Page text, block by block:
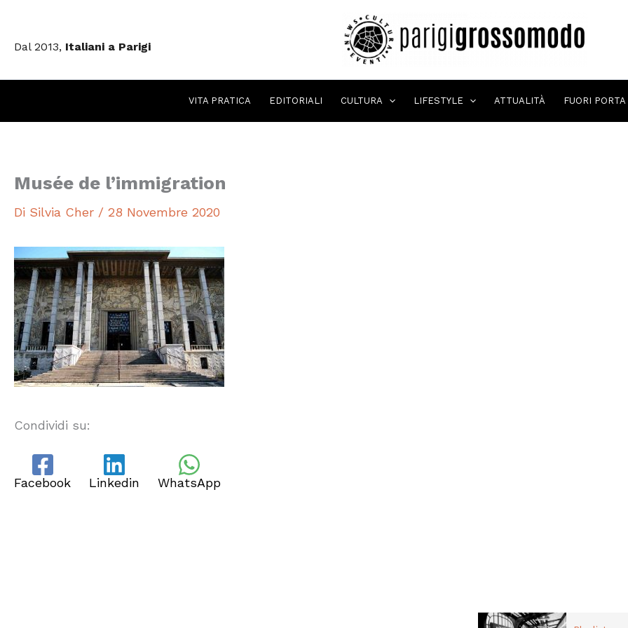
contenuto
Dal 2013, Italiani a Parigi
VITA PRATICA EDITORIALI CULTURA LIFESTYLE ATTUALITÀ FUORI PORTA
Musée de l’immigration
Di Silvia Cher / 28 Novembre 2020
Condividi su:
Facebook Linkedin WhatsApp